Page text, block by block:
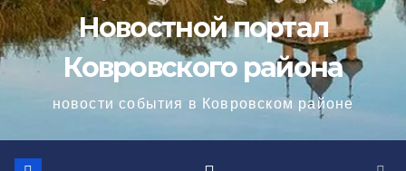
Новостной портал
Ковровского района
новости события в Ковровском районе